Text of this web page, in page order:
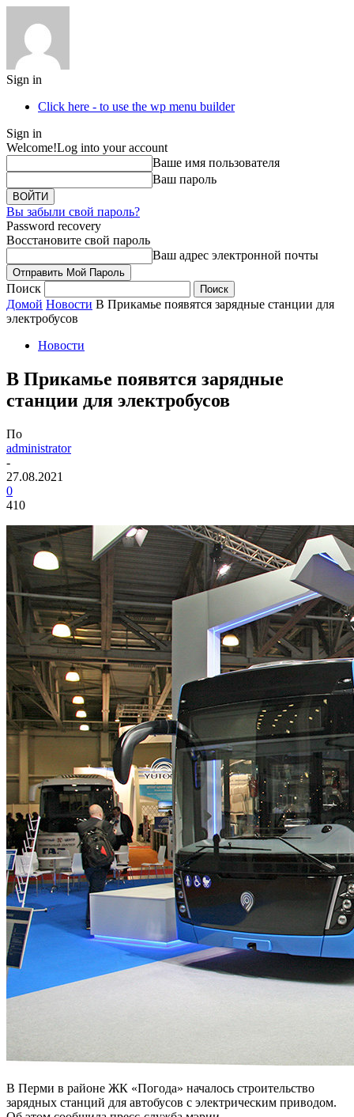
Sign in
Click here - to use the wp menu builder
Sign in
Welcome!Log into your account
Ваше имя пользователя
Ваш пароль
Вы забыли свой пароль?
Password recovery
Восстановите свой пароль
Ваш адрес электронной почты
Поиск
Домой Новости В Прикамье появятся зарядные станции для
электробусов
Новости
В Прикамье появятся зарядные
станции для электробусов
По
administrator
-
27.08.2021
0
410
В Перми в районе ЖК «Погода» началось строительство
зарядных станций для автобусов с электрическим приводом.